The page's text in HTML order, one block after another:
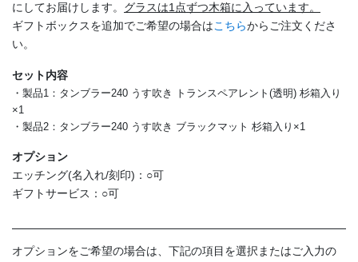
にしてお届けします。 グラスは1点ずつ木箱に入っています。
ギフトボックスを追加でご希望の場合はこちらからご注文くださ
い。
セット内容
・製品1：タンブラー240 うす吹き トランスペアレント(透明) 杉箱入り
×1
・製品2：タンブラー240 うす吹き ブラックマット 杉箱入り×1
オプション
エッチング(名入れ/刻印)：○可
ギフトサービス：○可
オプションをご希望の場合は、下記の項目を選択またはご入力の